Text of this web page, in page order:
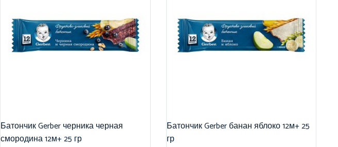
Батончик Gerber черника черная
смородина 12м+ 25 гр
Батончик Gerber банан яблоко 12м+ 25
гр